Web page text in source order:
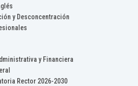
y Desconcentración
y Financiera
Rector 2026-2030